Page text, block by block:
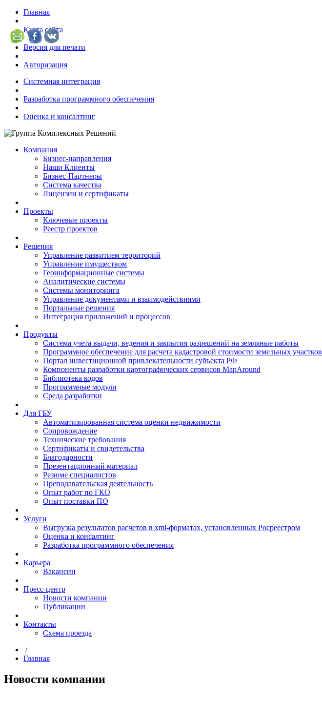
Главная
Карта сайта
Версия для печати
Авторизация
Системная интеграция
Разработка программного обеспечения
Оценка и консалтинг
Компания
Бизнес-направления
Наши Клиенты
Бизнес-Партнеры
Система качества
Лицензии и сертификаты
Проекты
Ключевые проекты
Реестр проектов
Решения
Управление развитием территорий
Управление имуществом
Геоинформационные системы
Аналитические системы
Системы мониторинга
Управление документами и взаимодействиями
Портальные решения
Интеграция приложений и процессов
Продукты
Система учета выдачи, ведения и закрытия разрешений на земляные работы
Программное обеспечение для расчета кадастровой стоимости земельных участков
Портал инвестиционной привлекательности субъекта РФ
Компоненты разработки картографических сервисов MapAround
Библиотека кодов
Программные модули
Среда разработки
Для ГБУ
Автоматизированная система оценки недвижимости
Сопровождение
Технические требования
Сертификаты и свидетельства
Благодарности
Презентационный материал
Резюме специалистов
Преподавательская деятельность
Опыт работ по ГКО
Опыт поставки ПО
Услуги
Выгрузка результатов расчетов в xml-форматах, установленных Росреестром
Оценка и консалтинг
Разработка программного обеспечения
Карьера
Вакансии
Пресс-центр
Новости компании
Публикации
Контакты
Схема проезда
/
Главная
Новости компании